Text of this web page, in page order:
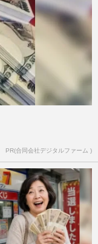
PR(合同会社デジタルファーム )